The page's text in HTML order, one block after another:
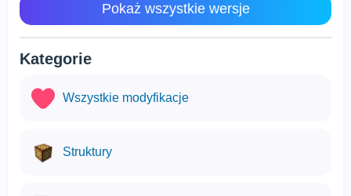
Pokaż wszystkie wersje
Kategorie
Wszystkie modyfikacje
Struktury